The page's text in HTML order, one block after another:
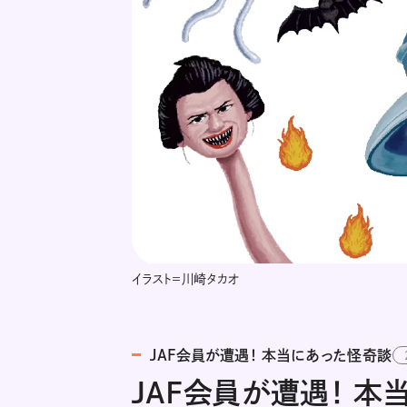
イラスト＝川崎タカオ
JAF会員が遭遇！ 本当にあった怪奇談
JAF会員が遭遇！ 本